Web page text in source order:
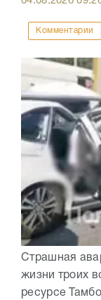
Комментарии
Страшная
жизни троих
ресурсе